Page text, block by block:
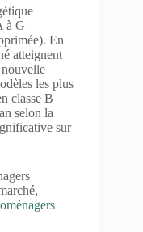
à G
En
atteignent
les plus
classe B
selon la
sur